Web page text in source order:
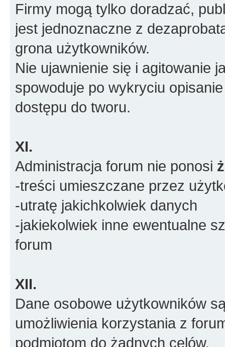
Firmy mogą tylko doradzać,
jest jednoznaczne z
grona użytkowników.
Nie ujawnienie się i agitowanie
spowoduje po wykryciu
dostępu do tworu.
XI.
Administracja forum nie ponosi
-treści umieszczane przez
-utratę jakichkolwiek danych
-jakiekolwiek inne ewentualne
forum
XII.
Dane osobowe użytkowników
umożliwienia korzystania z
podmiotom do żadnych celów.